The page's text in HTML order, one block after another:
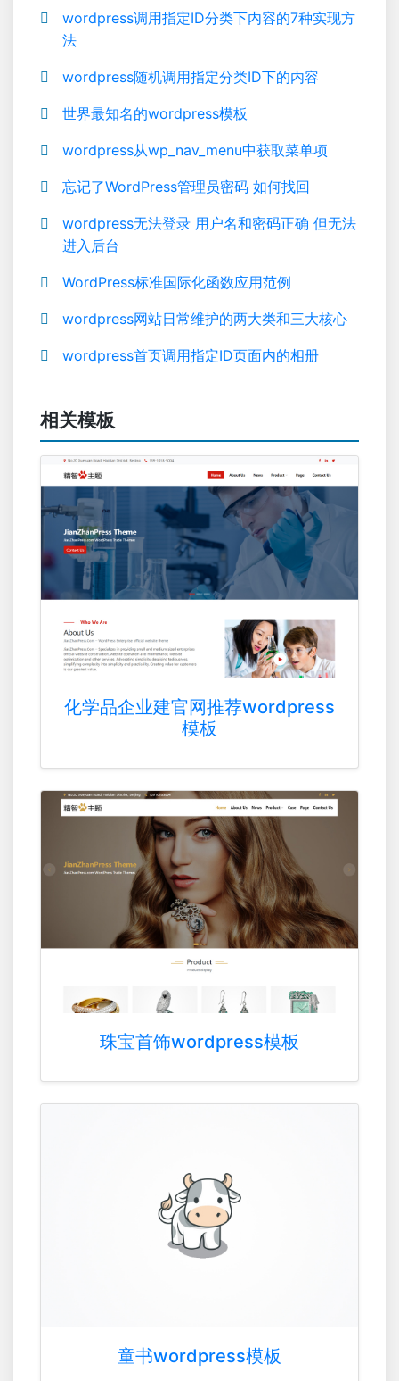
wordpress调用指定ID分类下内容的7种实现方
法
wordpress随机调用指定分类ID下的内容
世界最知名的wordpress模板
wordpress从wp_nav_menu中获取菜单项
忘记了WordPress管理员密码 如何找回
wordpress无法登录 用户名和密码正确 但无法
进入后台
WordPress标准国际化函数应用范例
wordpress网站日常维护的两大类和三大核心
wordpress首页调用指定ID页面内的相册
相关模板
化学品企业建官网推荐wordpress
模板
珠宝首饰wordpress模板
童书wordpress模板